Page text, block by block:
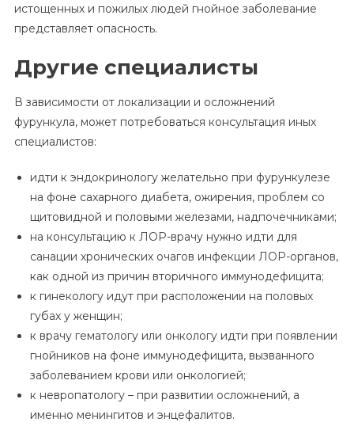
истощенных и пожилых людей гнойное заболевание
представляет опасность.
Другие специалисты
В зависимости от локализации и осложнений
фурункула, может потребоваться консультация иных
специалистов:
идти к эндокринологу желательно при фурункулезе
на фоне сахарного диабета, ожирения, проблем со
щитовидной и половыми железами, надпочечниками;
на консультацию к ЛОР-врачу нужно идти для
санации хронических очагов инфекции ЛОР-органов,
как одной из причин вторичного иммунодефицита;
к гинекологу идут при расположении на половых
губах у женщин;
к врачу гематологу или онкологу идти при появлении
гнойников на фоне иммунодефицита, вызванного
заболеванием крови или онкологией;
к невропатологу – при развитии осложнений, а
именно менингитов и энцефалитов.